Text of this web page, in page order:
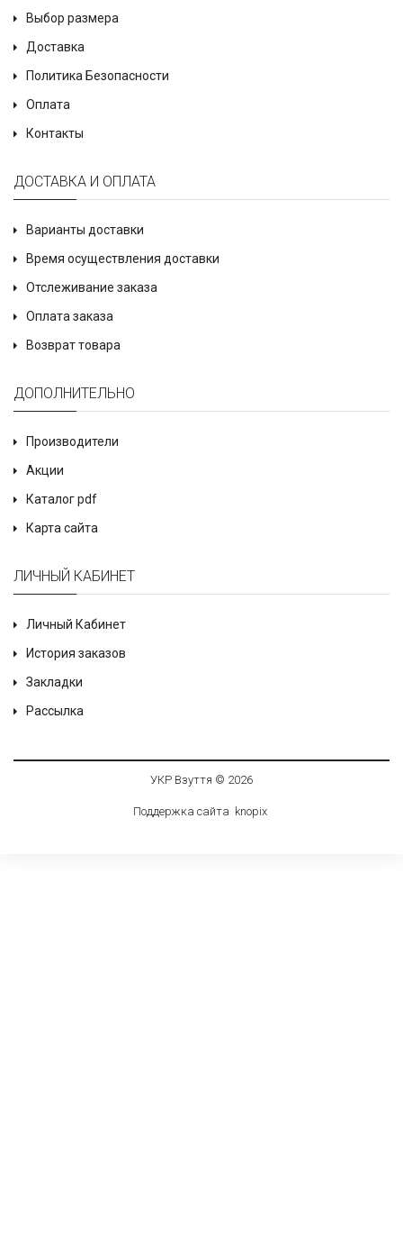
Выбор размера
Доставка
Политика Безопасности
Оплата
Контакты
ДОСТАВКА И ОПЛАТА
Варианты доставки
Время осуществления доставки
Отслеживание заказа
Оплата заказа
Возврат товара
ДОПОЛНИТЕЛЬНО
Производители
Акции
Каталог pdf
Карта сайта
ЛИЧНЫЙ КАБИНЕТ
Личный Кабинет
История заказов
Закладки
Рассылка
УКР Взуття © 2026
Поддержка сайта knopix